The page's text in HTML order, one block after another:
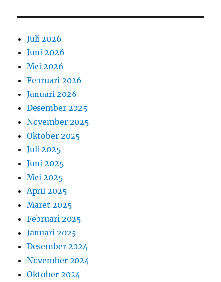
Juli 2026
Juni 2026
Mei 2026
Februari 2026
Januari 2026
Desember 2025
November 2025
Oktober 2025
Juli 2025
Juni 2025
Mei 2025
April 2025
Maret 2025
Februari 2025
Januari 2025
Desember 2024
November 2024
Oktober 2024